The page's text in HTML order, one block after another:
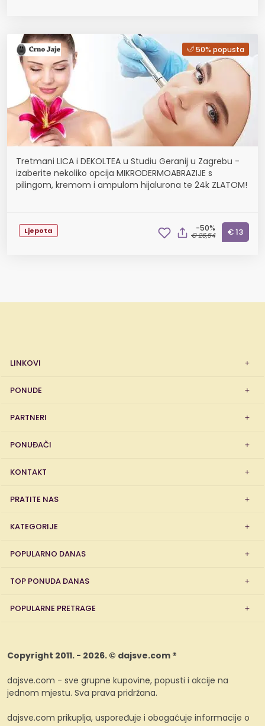
50% popusta
Tretmani LICA i DEKOLTEA u Studiu Geranij u Zagrebu -
izaberite nekoliko opcija MIKRODERMOABRAZIJE s
pilingom, kremom i ampulom hijalurona te 24k ZLATOM!
Ljepota -50%
€ 26,54 € 13
LINKOVI
PONUDE
PARTNERI
PONUĐAČI
KONTAKT
PRATITE NAS
KATEGORIJE
POPULARNO DANAS
TOP PONUDA DANAS
POPULARNE PRETRAGE
Copyright 2011. - 2026. © dajsve.com ®
dajsve.com - sve grupne kupovine, popusti i akcije na
jednom mjestu. Sva prava pridržana.
dajsve.com prikuplja, uspoređuje i obogaćuje informacije o